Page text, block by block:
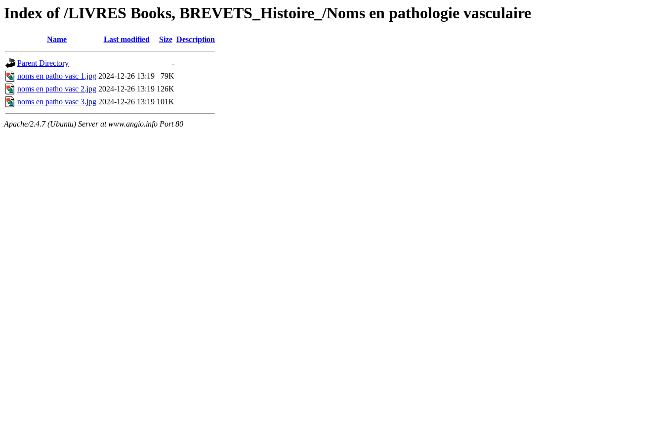
Index of /LIVRES Books, BREVETS_Histoire_/Noms en pathologie vasculaire
Name Last modified Size Description
Parent Directory
-
noms en patho vasc 1.jpg 2024-12-26 13:19
79K
noms en patho vasc 2.jpg 2024-12-26 13:19 126K
noms en patho vasc 3.jpg 2024-12-26 13:19 101K
Apache/2.4.7 (Ubuntu) Server at www.angio.info Port 80